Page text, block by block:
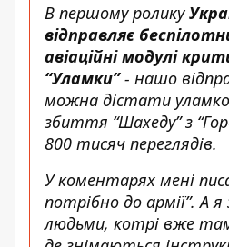
В першому ролику
відправляє
авіаційні модулі
“Уламки”- нашо
можна дістати
збиття “Шахеду” з
800 тисяч переглядів.
У коментарях мені
потрібно до армії”. А
людьми, котрі вже